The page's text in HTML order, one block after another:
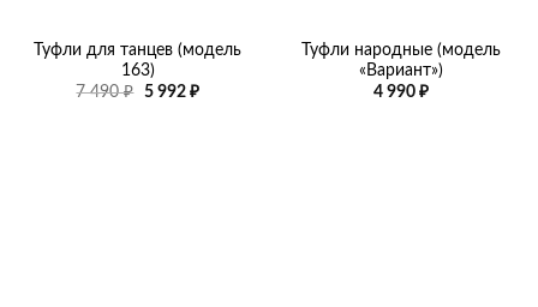
Туфли для танцев (модель
163)
7 490₽
Первоначальная
5 992 ₽Текущая
Туфли народные (модель
«Вариант»)
4 990 ₽